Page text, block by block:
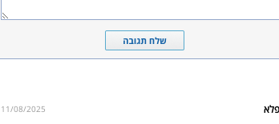
11/08/2025 - 11:15